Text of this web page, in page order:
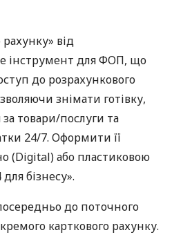
від
інструмент для ФОП, що
до розрахункового
знімати готівку,
товари/послуги та
24/7. Оформити її
(Digital) або пластиковою
бізнесу».
до поточного
карткового рахунку.